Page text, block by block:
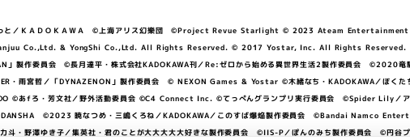
／ＫＡＤＯＫＡＷＡ ©上海アリス幻樂団 ©Project Revue Starlight © 2023 Ateam
Manjuu Co.,Ltd. & YongShi Co.,Ltd. All Rights Reserved. © 2017 Yostar, Inc. All Rights
作委員会 ©長月達平・株式会社KADOKAWA刊／Re:ゼロから始める異世界生活2製作委員会 ©2020竜
哲／「DYNAZENON」製作委員会 © NEXON Games & Yostar ©木緒なち・KADOKAWA／ぼくたち
あfろ・芳文社／野外活動委員会 ©C4 Connect Inc. ©てっぺんグランプリ実行委員会 ©Spider Lily／
©2023 暁なつめ・三嶋くろね／KADOKAWA／このすば爆焔製作委員会 ©Bandai
斗・野澤ゆき子／集英社・君のことが大大大大大好きな製作委員会 ©IIS-P／ぽんのみち製作委員会 ©円